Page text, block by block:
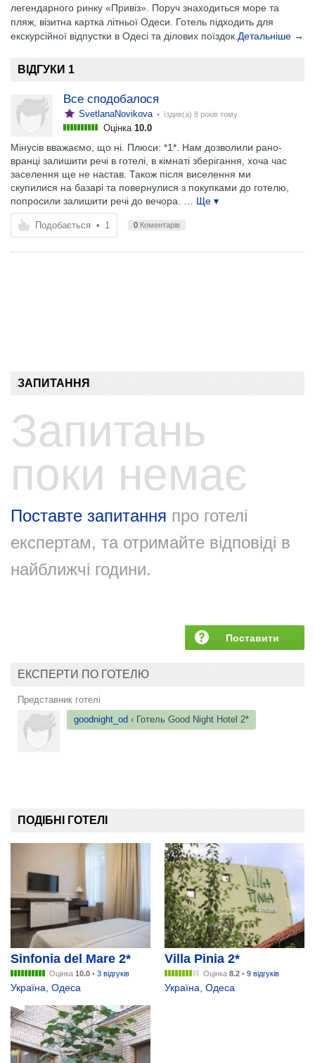
легендарного ринку «Привіз». Поруч знаходиться море та
пляж, візитна картка літньої Одеси. Готель підходить для
екскурсійної відпустки в Одесі та ділових поїздок. Детальніше →
ВІДГУКИ 1
Все сподобалося
SvetlanaNovikova • їздив(а) 8 років тому
Оцінка 10.0
Мінусів вважаємо, що ні. Плюси: *1*. Нам дозволили рано-
вранці залишити речі в готелі, в кімнаті зберігання, хоча час
заселення ще не настав. Також після виселення ми
скупилися на базарі та повернулися з покупками до готелю,
попросили залишити речі до вечора.
… Ще ▾
Подобається • 1 0 Коментарів
ЗАПИТАННЯ
Запитань
поки немає
Поставте запитання про готелі
експертам, та отримайте відповіді в
найближчі години.
Поставити
ЕКСПЕРТИ ПО ГОТЕЛЮ
Представник готелі
goodnight_od ‹ Готель Good Night Hotel 2*
ПОДІБНІ ГОТЕЛІ
Sinfonia del Mare 2*
Оцінка 10.0 • 3 відгуків
Україна, Одеса
Villa Pinia 2*
Оцінка 8.2 • 9 відгуків
Україна, Одеса